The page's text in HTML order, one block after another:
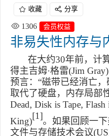
收藏 分享
1306 会员权益
非易失性内存与
在大约30年前，计
得主吉姆·格雷(Jim Gray)
预言：“磁带已经消亡
取代了硬盘，内存局部
Dead, Disk is Tape,
King)
[1]
。如果回顾一
文件与存储技术会议